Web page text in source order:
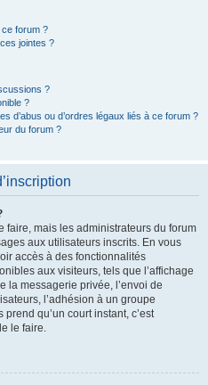
forum ?
jointes ?
?
?
d’abus ou d’ordres légaux liés à ce forum ?
du forum ?
faire, mais les administrateurs du forum
aux utilisateurs inscrits. En vous
accès à des fonctionnalités
aux visiteurs, tels que l’affichage
la messagerie privée, l’envoi de
l’adhésion à un groupe
prend qu’un court instant, c’est
le faire.